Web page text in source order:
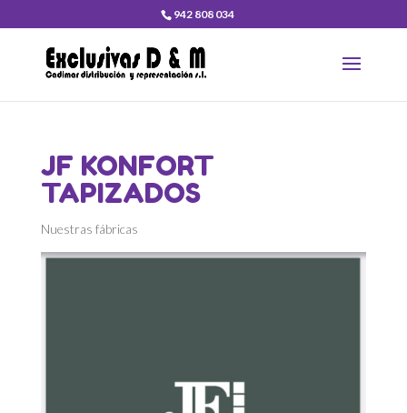
942 808 034
JF KONFORT
TAPIZADOS
Nuestras fábricas